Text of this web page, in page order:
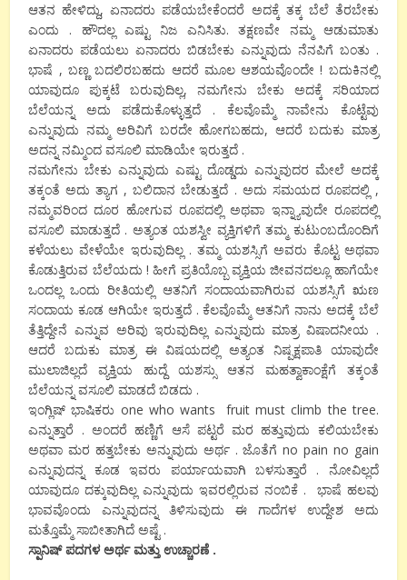
ಆತನ ಹೇಳಿದ್ದು, ಏನಾದರು ಪಡೆಯಬೇಕೆಂದರೆ ಅದಕ್ಕೆ ತಕ್ಕ ಬೆಲೆ ತೆರಬೇಕು
ಎಂದು . ಹೌದಲ್ಲ ಎಷ್ಟು ನಿಜ ಎನಿಸಿತು. ತಕ್ಷಣವೇ ನಮ್ಮ ಆಡುಮಾತು
ಏನಾದರು ಪಡೆಯಲು ಏನಾದರು ಬಿಡಬೇಕು ಎನ್ನುವುದು ನೆನಪಿಗೆ ಬಂತು .
ಭಾಷೆ , ಬಣ್ಣ ಬದಲಿರಬಹದು ಆದರೆ ಮೂಲ ಆಶಯವೊಂದೇ ! ಬದುಕಿನಲ್ಲಿ
ಯಾವುದೂ ಪುಕ್ಕಟೆ ಬರುವುದಿಲ್ಲ, ನಮಗೇನು ಬೇಕು ಅದಕ್ಕೆ ಸರಿಯಾದ
ಬೆಲೆಯನ್ನ ಅದು ಪಡೆದುಕೊಳ್ಳುತ್ತದೆ . ಕೆಲವೊಮ್ಮೆ ನಾವೇನು ಕೊಟ್ಟೆವು
ಎನ್ನುವುದು ನಮ್ಮ ಅರಿವಿಗೆ ಬರದೇ ಹೋಗಬಹದು, ಆದರೆ ಬದುಕು ಮಾತ್ರ
ಅದನ್ನ ನಮ್ಮಿಂದ ವಸೂಲಿ ಮಾಡಿಯೇ ಇರುತ್ತದೆ .
ನಮಗೇನು ಬೇಕು ಎನ್ನುವುದು ಎಷ್ಟು ದೊಡ್ಡದು ಎನ್ನುವುದರ ಮೇಲೆ ಅದಕ್ಕೆ
ತಕ್ಕಂತೆ ಅದು ತ್ಯಾಗ , ಬಲಿದಾನ ಬೇಡುತ್ತದೆ . ಅದು ಸಮಯದ ರೂಪದಲ್ಲಿ ,
ನಮ್ಮವರಿಂದ ದೂರ ಹೋಗುವ ರೂಪದಲ್ಲಿ ಅಥವಾ ಇನ್ನ್ಯಾವುದೇ ರೂಪದಲ್ಲಿ
ವಸೂಲಿ ಮಾಡುತ್ತದೆ . ಅತ್ಯಂತ ಯಶಸ್ವೀ ವ್ಯಕ್ತಿಗಳಿಗೆ ತಮ್ಮ ಕುಟುಂಬದೊಂದಿಗೆ
ಕಳೆಯಲು ವೇಳೆಯೇ ಇರುವುದಿಲ್ಲ . ತಮ್ಮ ಯಶಸ್ಸಿಗೆ ಅವರು ಕೊಟ್ಟ ಅಥವಾ
ಕೊಡುತ್ತಿರುವ ಬೆಲೆಯದು ! ಹೀಗೆ ಪ್ರತಿಯೊಬ್ಬ ವ್ಯಕ್ತಿಯ ಜೀವನದಲ್ಲೂ ಹಾಗೆಯೇ
ಒಂದಲ್ಲ ಒಂದು ರೀತಿಯಲ್ಲಿ ಆತನಿಗೆ ಸಂದಾಯವಾಗಿರುವ ಯಶಸ್ಸಿಗೆ ಋಣ
ಸಂದಾಯ ಕೂಡ ಆಗಿಯೇ ಇರುತ್ತದೆ . ಕೆಲವೊಮ್ಮೆ ಆತನಿಗೆ ನಾನು ಅದಕ್ಕೆ ಬೆಲೆ
ತೆತ್ತಿದ್ದೇನೆ ಎನ್ನುವ ಅರಿವು ಇರುವುದಿಲ್ಲ ಎನ್ನುವುದು ಮಾತ್ರ ವಿಷಾದನೀಯ .
ಆದರೆ ಬದುಕು ಮಾತ್ರ ಈ ವಿಷಯದಲ್ಲಿ ಅತ್ಯಂತ ನಿಷ್ಪಕ್ಷಪಾತಿ ಯಾವುದೇ
ಮುಲಾಜಿಲ್ಲದೆ ವ್ಯಕ್ತಿಯ ಹುದ್ದೆ ಯಶಸ್ಸು ಆತನ ಮಹತ್ವಾಕಾಂಕ್ಷೆಗೆ ತಕ್ಕಂತೆ
ಬೆಲೆಯನ್ನ ವಸೂಲಿ ಮಾಡದೆ ಬಿಡದು .
ಇಂಗ್ಲಿಷ್ ಭಾಷಿಕರು one who wants fruit must climb the tree.
ಎನ್ನುತ್ತಾರೆ . ಅಂದರೆ ಹಣ್ಣಿಗೆ ಆಸೆ ಪಟ್ಟರೆ ಮರ ಹತ್ತುವುದು ಕಲಿಯಬೇಕು
ಅಥವಾ ಮರ ಹತ್ತಬೇಕು ಅನ್ನುವುದು ಅರ್ಥ . ಜೊತೆಗೆ no pain no gain
ಎನ್ನುವುದನ್ನ ಕೂಡ ಇವರು ಪರ್ಯಾಯವಾಗಿ ಬಳಸುತ್ತಾರೆ . ನೋವಿಲ್ಲದೆ
ಯಾವುದೂ ದಕ್ಕುವುದಿಲ್ಲ ಎನ್ನುವುದು ಇವರಲ್ಲಿರುವ ನಂಬಿಕೆ . ಭಾಷೆ ಹಲವು
ಭಾವವೊಂದು ಎನ್ನುವುದನ್ನ ತಿಳಿಸುವುದು ಈ ಗಾದೆಗಳ ಉದ್ದೇಶ ಅದು
ಮತ್ತೊಮ್ಮೆ ಸಾಬೀತಾಗಿದೆ ಅಷ್ಟೆ .
ಸ್ಪಾನಿಷ್ ಪದಗಳ ಅರ್ಥ ಮತ್ತು ಉಚ್ಚಾರಣೆ .